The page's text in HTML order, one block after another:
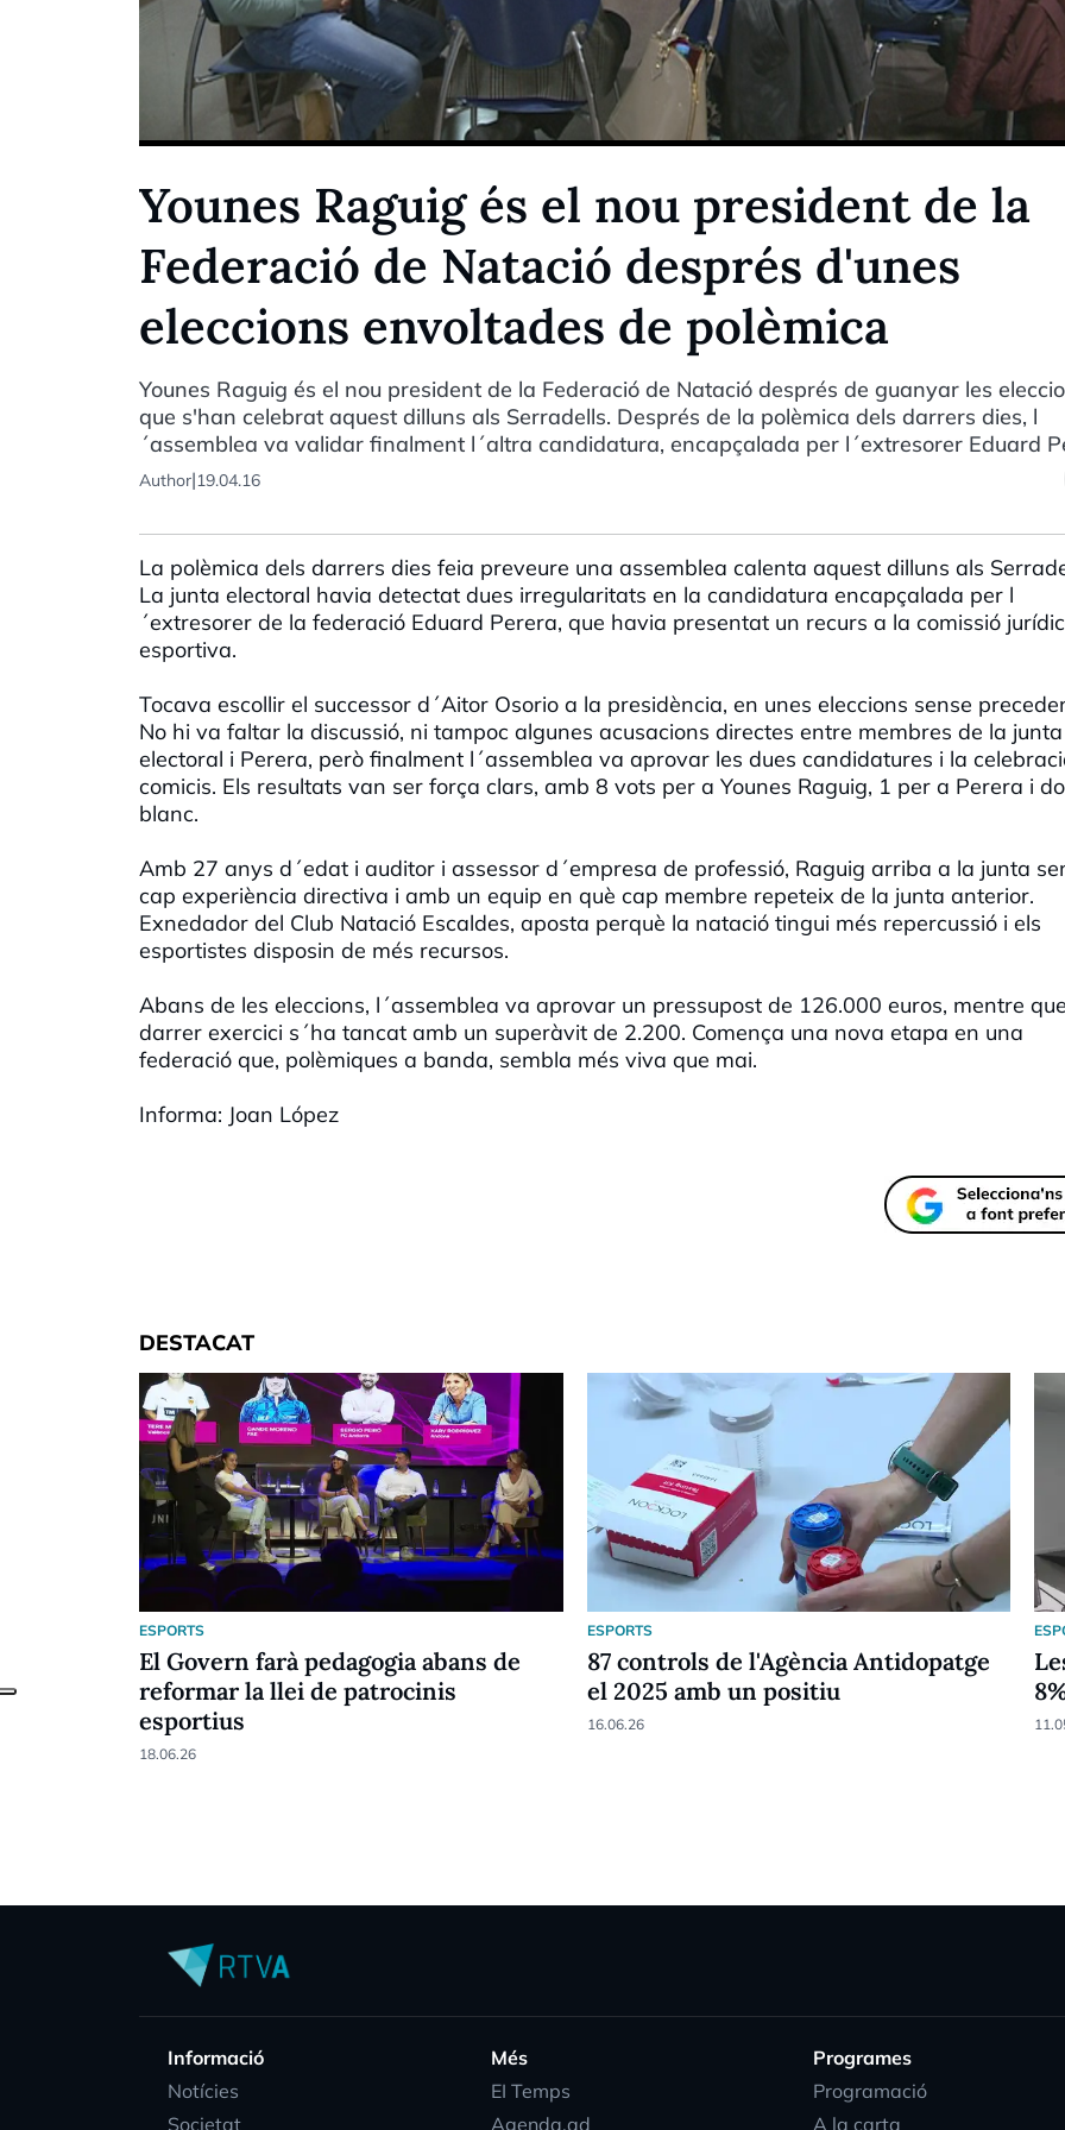
Younes Raguig és el nou president de la
Federació de Natació després d'unes
eleccions envoltades de polèmica
Younes Raguig és el nou president de la Federació de Natació després de guanyar les
que s'han celebrat aquest dilluns als Serradells. Després de la polèmica dels darrers dies, l
´assemblea va validar finalment l´altra candidatura, encapçalada per l´extresorer Eduard
Author|19.04.16
La polèmica dels darrers dies feia preveure una assemblea calenta aquest dilluns als
La junta electoral havia detectat dues irregularitats en la candidatura encapçalada per l
´extresorer de la federació Eduard Perera, que havia presentat un recurs a la comissió
esportiva.
Tocava escollir el successor d´Aitor Osorio a la presidència, en unes eleccions sense
No hi va faltar la discussió, ni tampoc algunes acusacions directes entre membres de la junta
electoral i Perera, però finalment l´assemblea va aprovar les dues candidatures i la
comicis. Els resultats van ser força clars, amb 8 vots per a Younes Raguig, 1 per a Perera i
blanc.
Amb 27 anys d´edat i auditor i assessor d´empresa de professió, Raguig arriba a la junta
cap experiència directiva i amb un equip en què cap membre repeteix de la junta anterior.
Exnedador del Club Natació Escaldes, aposta perquè la natació tingui més repercussió i els
esportistes disposin de més recursos.
Abans de les eleccions, l´assemblea va aprovar un pressupost de 126.000 euros, mentre
darrer exercici s´ha tancat amb un superàvit de 2.200. Comença una nova etapa en una
federació que, polèmiques a banda, sembla més viva que mai.
Informa: Joan López
DESTACAT
ESPORTS
El Govern farà pedagogia abans de
reformar la llei de patrocinis
esportius
18.06.26
ESPORTS
87 controls de l'Agència Antidopatge
el 2025 amb un positiu
16.06.26
Informació
Notícies
Societat
Més
EI Temps
Agenda.ad
Programes
Programació
A la carta